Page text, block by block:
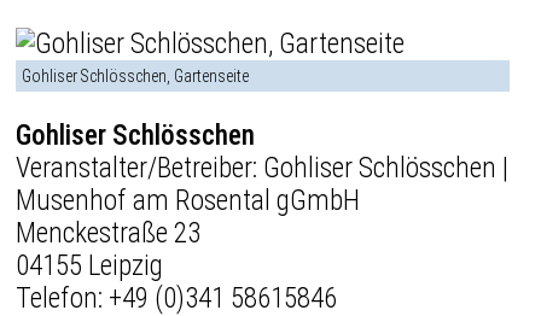
Gohliser Schlösschen, Gartenseite
Gohliser Schlösschen
Veranstalter/Betreiber: Gohliser Schlösschen |
Musenhof am Rosental gGmbH
Menckestraße 23
04155 Leipzig
Telefon: +49 (0)341 58615846